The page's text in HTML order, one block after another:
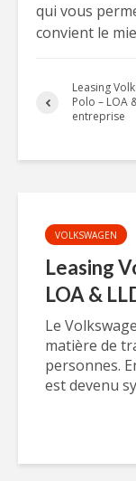
qui vous
convient le
Leasing
Polo – LOA
entreprise
VOLKSWAGEN
Leasing
LOA &
Le
matière de
personnes.
est devenu